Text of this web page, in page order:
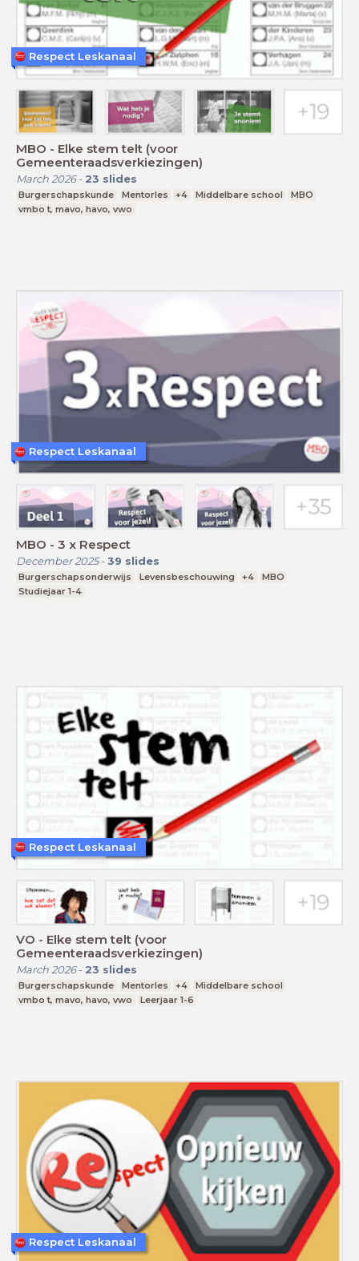
MBO - Elke stem telt (voor
Gemeenteraadsverkiezingen)
March 2026- 23 slides
Burgerschapskunde Mentorles +4 Middelbare school
MBO
vmbo t, mavo, havo, vwo
Respect Leskanaal
MBO - 3 x Respect
December 2025- 39 slides
Burgerschapsonderwijs Levensbeschouwing +4
MBO
Studiejaar 1-4
Respect Leskanaal
VO - Elke stem telt (voor
Gemeenteraadsverkiezingen)
March 2026- 23 slides
Burgerschapskunde Mentorles +4
Middelbare school
vmbo t, mavo, havo, vwo
Leerjaar 1-6
Respect Leskanaal
Respect Leskanaal